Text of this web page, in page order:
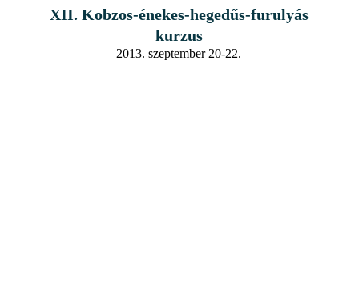
XII. Kobzos-énekes-hegedűs-furulyás
kurzus
2013. szeptember 20-22.